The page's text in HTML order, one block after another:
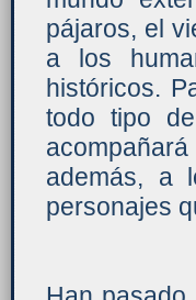
pájaros, el
a los
históricos.
todo tipo
además, a
personajes